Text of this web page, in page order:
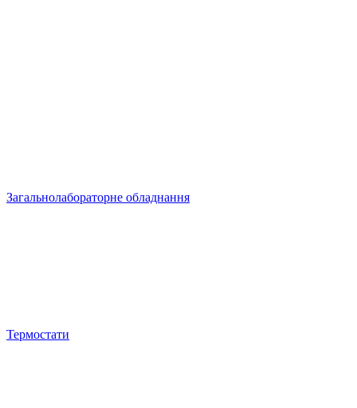
Загальнолабораторне обладнання
Термостати